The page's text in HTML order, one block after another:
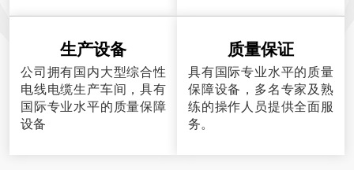
生产设备
公司拥有国内大型综合性
电线电缆生产车间，具有
国际专业水平的质量保障
设备
质量保证
具有国际专业水平的质量
保障设备，多名专家及熟
练的操作人员提供全面服
务。